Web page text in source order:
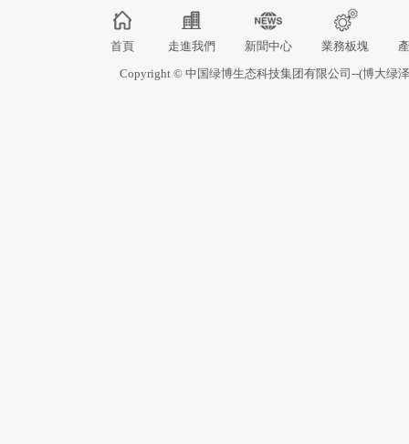
首頁 走進我們 新聞中心 業務板塊
Copyright © 中国绿博生态科技集团有限公司--(博大